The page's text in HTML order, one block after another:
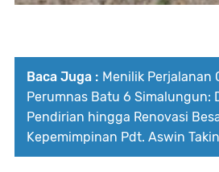
Baca Juga : Menilik Perjalanan
Perumnas Batu 6 Simalungun:
Pendirian hingga Renovasi
Kepemimpinan Pdt. Aswin